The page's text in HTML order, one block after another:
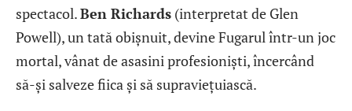
spectacol.Ben Richards (interpretat de Glen
Powell), un tată obișnuit, devine Fugarul într-un joc
mortal, vânat de asasini profesioniști, încercând
să-și salveze fiica și să supraviețuiască.